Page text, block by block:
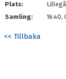
KONTAKT
Plats:
Samling:
16:40,
<< Tillbaka